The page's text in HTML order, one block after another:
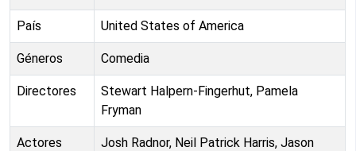
País United States of America
Géneros Comedia
Directores
Stewart Halpern-Fingerhut, Pamela
Fryman
Actores
Josh Radnor, Neil Patrick Harris, Jason